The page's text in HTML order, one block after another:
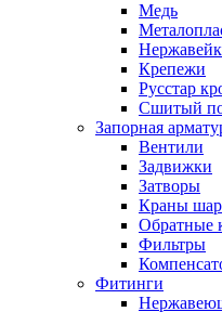
Медь
Крепежи
Русстар
Сшитый
Запорная
Вентили
Задвижки
Затворы
Краны
Обратные
Фильтры
Фитинги